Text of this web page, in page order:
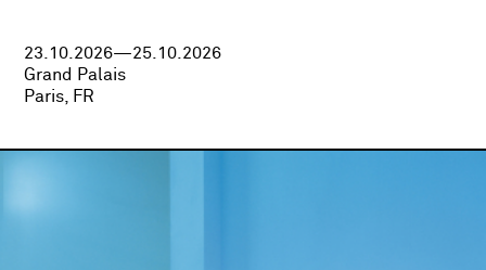
23.10.2026—25.10.2026
Grand Palais
Paris, FR